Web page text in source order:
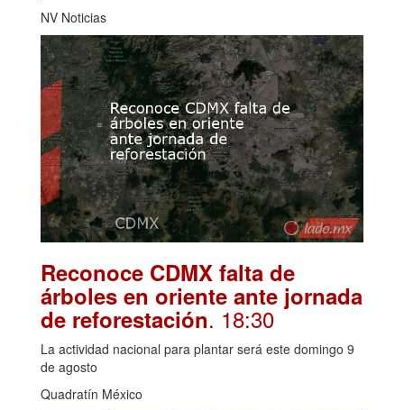
NV Noticias
Reconoce CDMX falta de
árboles en oriente ante jornada
de reforestación. 18:30
La actividad nacional para plantar será este domingo 9
de agosto
Quadratín México